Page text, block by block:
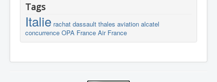
Tags
Italie rachat dassault thales aviation alcatel
concurrence OPA France Air France